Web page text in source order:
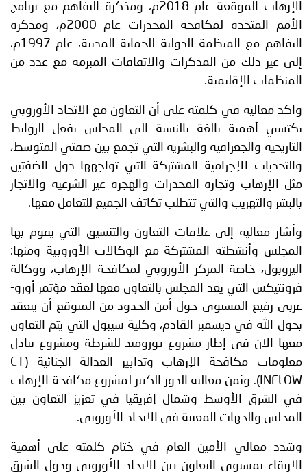
الإرهاب الموقعة عام 2018م، ومذكرة التفاهم مع برنامج
الأمم المتحدة لمكافحة المخدرات عام 2000م، ومذكرة
التفاهم مع المنظمة الدولية للحماية المدنية، عام 1997م،
إلى غير ذلك من المذكرات والاتفاقات المبرمة مع عدد من
المنظمات الإقليمية.
واكد معاليه في كلمته على أن التعاون مع الاتحاد الأوروبي
يكتسي أهمية بالغة بالنسبة الى المجلس بفعل الروابط
التاريخية والجغرافية والبشرية التي تجمع بين ضفتي المتوسط،
والتحديات الإجرامية المشتركة التي تواجهها دول الضفتين
مثل الإرهاب وتجارة المخدرات والهجرة غير الشرعية والاتجار
بالبشر والتهريب والتي تتطلب تكاتف الجميع للتعامل معها.
وأشار معاليه إلى علاقات التعاون والتنسيق التي يقوم بها
المجلس وأنشطته المشتركة مع الوكالات الأوروبية ومنها:
اليروبول، خاصة المركز الأوروبي لمكافحة الإرهاب، ووكالة
فرونتيكس التي يعد المجلس بالتعاون معها لعقد مؤتمر أورو-
عربي رفيع المستوى حول أمن الحدود من المتوقع أن ينعقد
بحول الله في ديسمبر القادم، وكلية سيبول التي يتم التعاون
معها الآن في إطار مشروع يوروميد للشرطة ومشروع تبادل
معلومات مكافحة الإرهاب وتدابير العدالة الجنائية ( CT
INFLOW). وثمن معاليه الدور الكبير لمشروع مكافحة الإرهاب
في الشرق الأوسط وشمال إفريقيا في تعزيز التعاون بين
المجلس والجهات المعنية في الاتحاد الأوروبي.
وشدد معالي الأمين العام في ختام كلمته على أهمية
الارتقاء بمستوى التعاون بين الاتحاد الأوروبي ودول الشرق